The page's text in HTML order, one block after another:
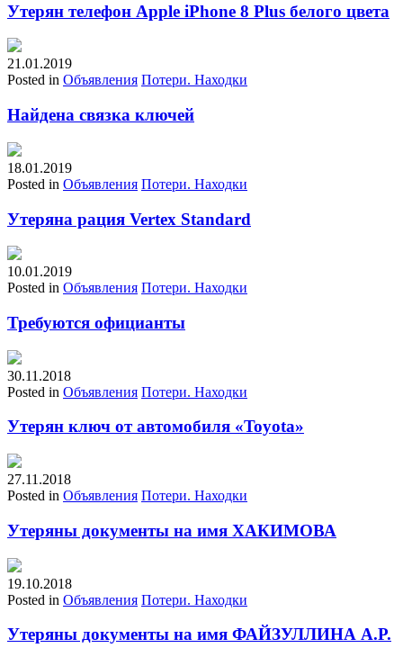
Утерян телефон Apple iPhone 8 Plus белого цвета
21.01.2019
Posted in Объявления Потери. Находки
Найдена связка ключей
18.01.2019
Posted in Объявления Потери. Находки
Утеряна рация Vertex Standard
10.01.2019
Posted in Объявления Потери. Находки
Требуются официанты
30.11.2018
Posted in Объявления Потери. Находки
Утерян ключ от автомобиля «Toyota»
27.11.2018
Posted in Объявления Потери. Находки
Утеряны документы на имя ХАКИМОВА
19.10.2018
Posted in Объявления Потери. Находки
Утеряны документы на имя ФАЙЗУЛЛИНА А.Р.